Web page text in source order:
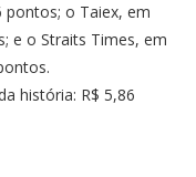
pontos; o Taiex, em
e o Straits Times, em
história: R$ 5,86